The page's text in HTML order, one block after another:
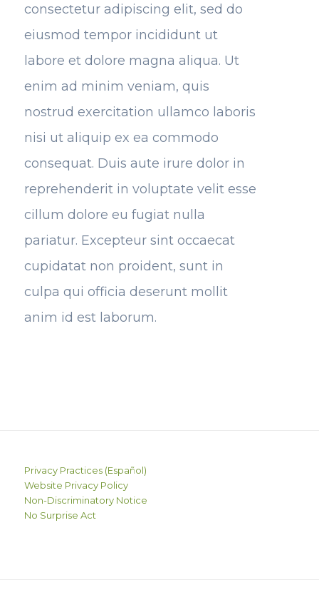
consectetur adipiscing elit, sed do
eiusmod tempor incididunt ut
labore et dolore magna aliqua. Ut
enim ad minim veniam, quis
nostrud exercitation ullamco laboris
nisi ut aliquip ex ea commodo
consequat. Duis aute irure dolor in
reprehenderit in voluptate velit esse
cillum dolore eu fugiat nulla
pariatur. Excepteur sint occaecat
cupidatat non proident, sunt in
culpa qui officia deserunt mollit
anim id est laborum.
Privacy Practices (Español)
Website Privacy Policy
Non-Discriminatory Notice
No Surprise Act